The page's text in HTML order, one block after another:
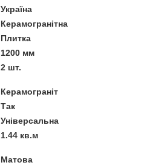
Україна
Керамогранітна
Плитка
1200 мм
2 шт.
Керамограніт
Так
Універсальна
1.44 кв.м
Матова